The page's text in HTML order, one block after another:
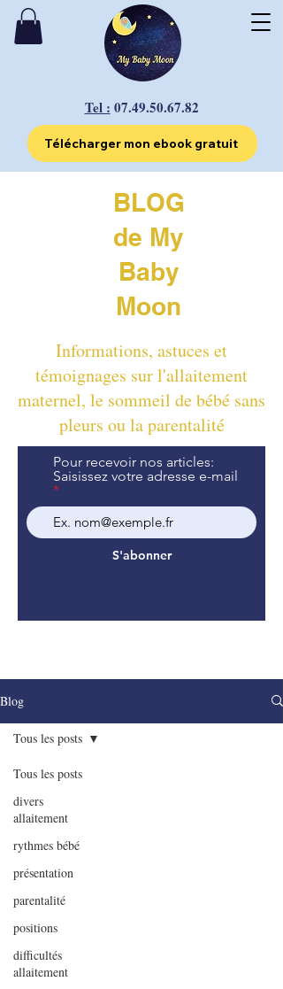
Tel : 07.49.50.67.82
Télécharger mon ebook gratuit
BLOG
de My
Baby
Moon
Informations, astuces et
témoignages sur l'allaitement
maternel, le sommeil de bébé sans
pleurs ou la parentalité
Pour recevoir nos articles:
Saisissez votre adresse e-mail
S'abonner
Blog
Tous les posts
divers
allaitement
rythmes bébé
présentation
parentalité
positions
difficultés
allaitement
Tous les posts